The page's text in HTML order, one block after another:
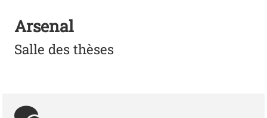
Arsenal
Salle des thèses